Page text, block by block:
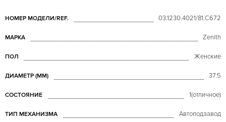
НОМЕР МОДЕЛИ/REF. 03.1230.4021/81.C672
МАРКА Zenith
ПОЛ Женские
ДИАМЕТР (MM) 37.5
СОСТОЯНИЕ 1(отличное)
ТИП МЕХАНИЗМА Автоподзавод